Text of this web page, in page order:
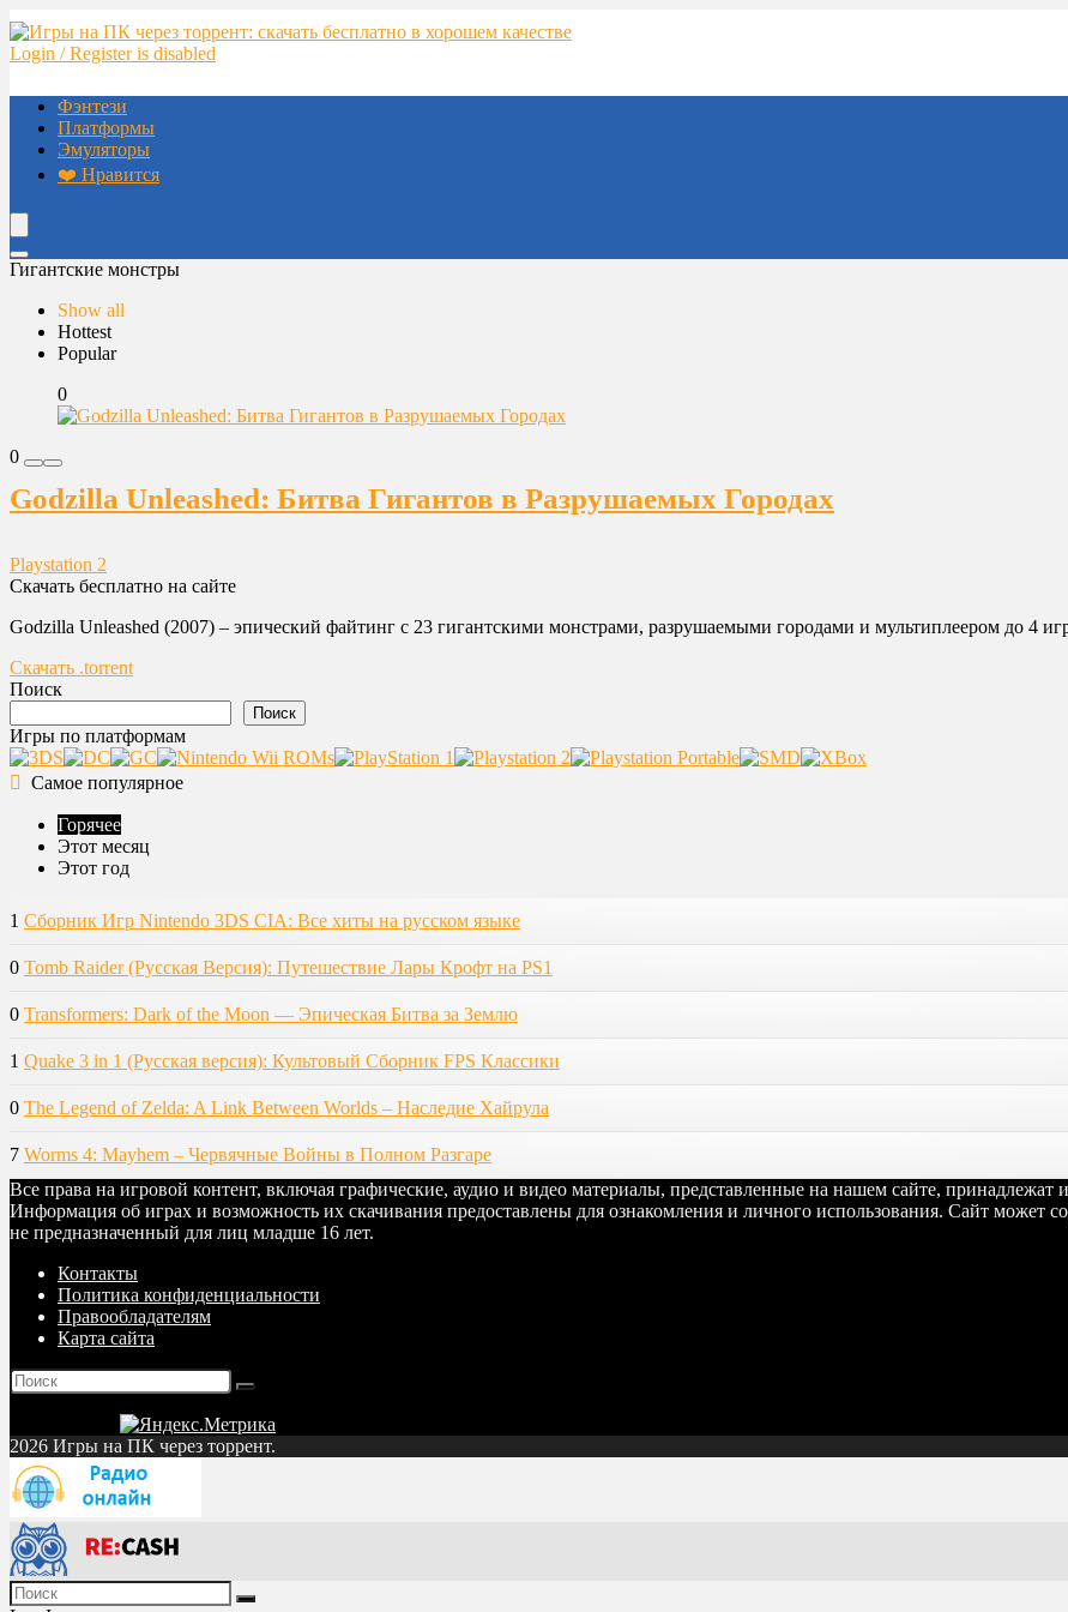
Login / Register is disabled
Фэнтези
Платформы
Эмуляторы
❤️ Нравится
Гигантские монстры
Show all
Hottest
Popular
0
0
Godzilla Unleashed: Битва Гигантов в Разрушаемых Городах
Playstation 2
Скачать бесплатно на сайте
Godzilla Unleashed (2007) – эпический файтинг с 23 гигантскими монстрами, разрушаемыми городами и мультиплеером до 4
Скачать .torrent
Поиск
Поиск
Игры по платформам
Самое популярное
Горячее
Этот месяц
Этот год
1 Сборник Игр Nintendo 3DS CIA: Все хиты на русском языке
0 Tomb Raider (Русская Версия): Путешествие Лары Крофт на PS1
0 Transformers: Dark of the Moon — Эпическая Битва за Землю
1 Quake 3 in 1 (Русская версия): Культовый Сборник FPS Классики
0 The Legend of Zelda: A Link Between Worlds – Наследие Хайрула
7 Worms 4: Mayhem – Червячные Войны в Полном Разгаре
Все права на игровой контент, включая графические, аудио и видео материалы, представленные на нашем сайте,
Информация об играх и возможность их скачивания предоставлены для ознакомления и личного использования. Сайт может
не предназначенный для лиц младше 16 лет.
Контакты
Политика конфиденциальности
Правообладателям
Карта сайта
2026 Игры на ПК через торрент.